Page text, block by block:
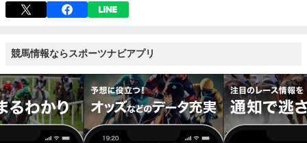
競馬情報ならスポーツナビアプリ